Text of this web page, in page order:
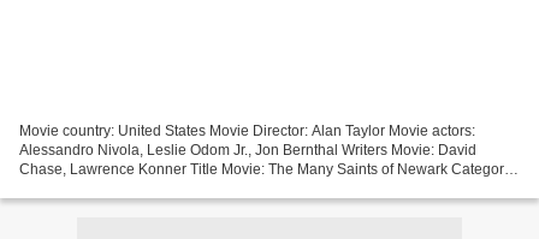
Movie country: United States Movie Director: Alan Taylor Movie actors:
Alessandro Nivola, Leslie Odom Jr., Jon Bernthal Writers Movie: David
Chase, Lawrence Konner Title Movie: The Many Saints of Newark Category: